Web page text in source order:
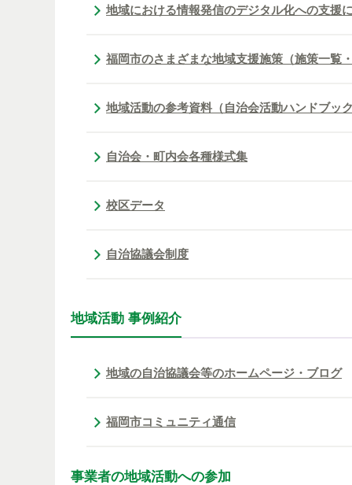
地域における情報発信のデジタル化への支援
福岡市のさまざまな地域支援施策（施策一覧・
地域活動の参考資料（自治会活動ハンドブック
自治会・町内会各種様式集
校区データ
自治協議会制度
地域活動 事例紹介
地域の自治協議会等のホームページ・ブログ
福岡市コミュニティ通信
事業者の地域活動への参加